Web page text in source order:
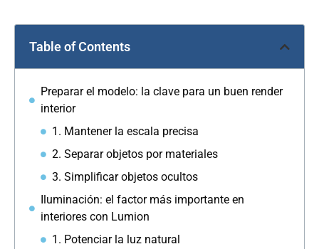
Table of Contents
Preparar el modelo: la clave para un buen render
interior
1. Mantener la escala precisa
2. Separar objetos por materiales
3. Simplificar objetos ocultos
Iluminación: el factor más importante en
interiores con Lumion
1. Potenciar la luz natural